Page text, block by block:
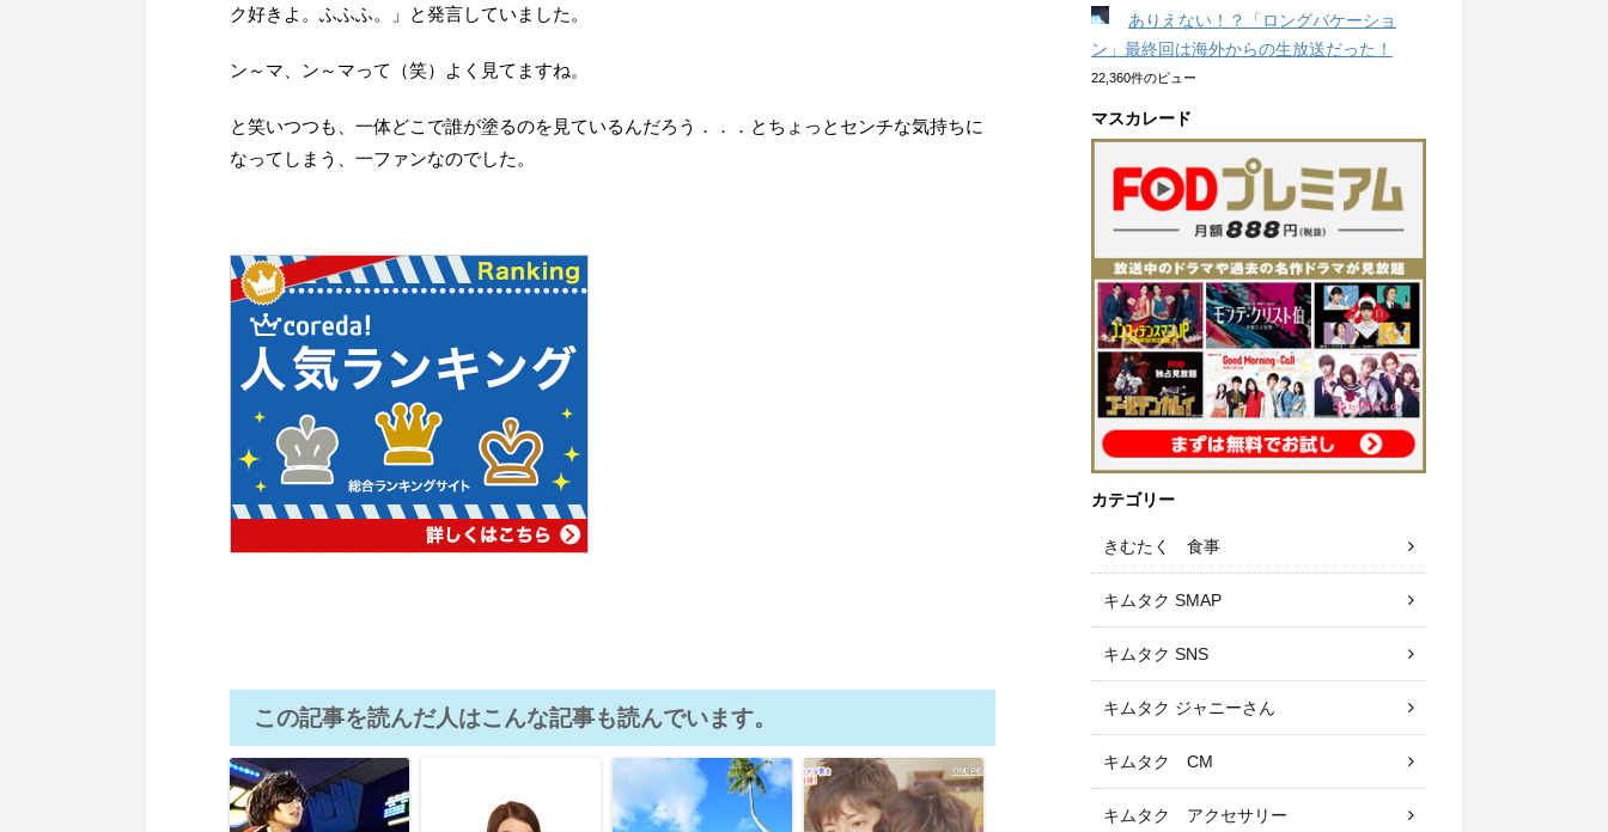
ク好きよ。ふふふ。」と発言していました。
ン～マ、ン～マって（笑）よく見てますね。
と笑いつつも、一体どこで誰が塗るのを見ているんだろう．．．とちょっとセンチな気持ちに
なってしまう、一ファンなのでした。
この記事を読んだ人はこんな記事も読んでいます。
ありえない！？「ロングバケーショ
ン」最終回は海外からの生放送だった！
22,360件のビュー
マスカレード
カテゴリー
きむたく 食事
キムタク SMAP
キムタク SNS
キムタク ジャニーさん
キムタク CM
キムタク アクセサリー